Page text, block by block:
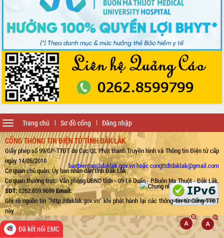
Trang chủ Sơ đồ cổng Đăng nhập
Toggle
navigation
CỔNG THÔNG TIN ĐIỆN TỬ TỈNH ĐẮK LẮK
Giấy phép số 99/GP-TTĐT do Cục QL Phát thanh Truyền hình và Thông tin Điện tử cấp
ngày 14/05/2010
Cơ quan chủ quản: Ủy ban nhân dân tỉnh Đắk Lắk
Cơ quan thường trực: Văn phòng UBND tỉnh - 09 Lê Duẩn - P.Buôn Ma Thuột - Đắk Lắk.
SĐT:0262.859.9699Email:
banbientap@daklak.gov.vn hoặc congttdtdaklak@gmail.com
Ghi rõ nguồn tin "http://daklak.gov.vn" khi phát hành lại các thông tin từ Cổng TTĐT
này
Đã kết nối EMC